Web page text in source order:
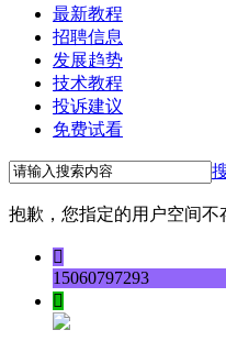
最新教程
招聘信息
发展趋势
技术教程
投诉建议
免费试看
抱歉，您指定的用户空间不

15060797293
